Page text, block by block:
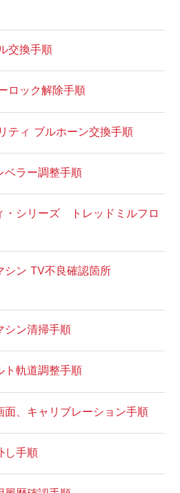
交換手順
ロック解除手順
ィ ブルホーン交換手順
ラー調整手順
シリーズ トレッドミルフロ
ン TV不良確認箇所
ン清掃手順
軌道調整手順
、キャリブレーション手順
手順